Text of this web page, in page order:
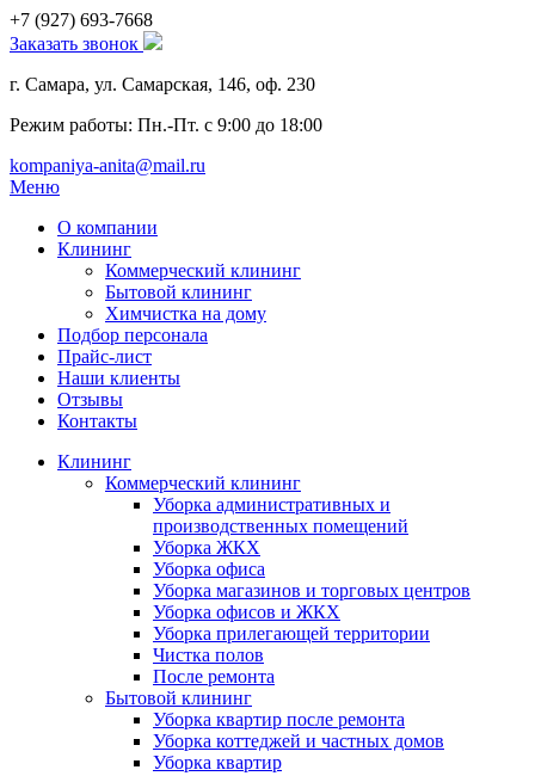
+7 (927) 693-7668
Заказать звонок
г. Самара, ул. Самарская, 146, оф. 230
Режим работы: Пн.-Пт. с 9:00 до 18:00
kompaniya-anita@mail.ru
Меню
О компании
Клининг
Коммерческий клининг
Бытовой клининг
Химчистка на дому
Подбор персонала
Прайс-лист
Наши клиенты
Отзывы
Контакты
Клининг
Коммерческий клининг
Уборка административных и
производственных помещений
Уборка ЖКХ
Уборка офиса
Уборка магазинов и торговых центров
Уборка офисов и ЖКХ
Уборка прилегающей территории
Чистка полов
После ремонта
Бытовой клининг
Уборка квартир после ремонта
Уборка коттеджей и частных домов
Уборка квартир